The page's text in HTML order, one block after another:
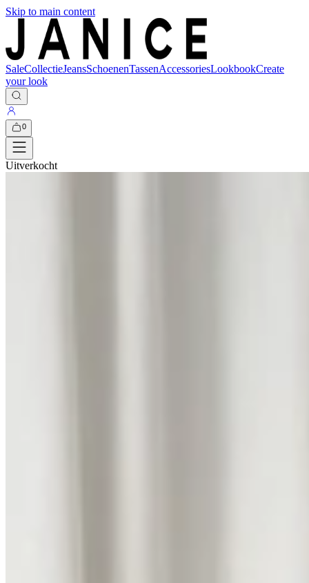
Skip to main content
SaleCollectieJeansSchoenenTassenAccessoriesLookbookCreate
your look
0
Uitverkocht